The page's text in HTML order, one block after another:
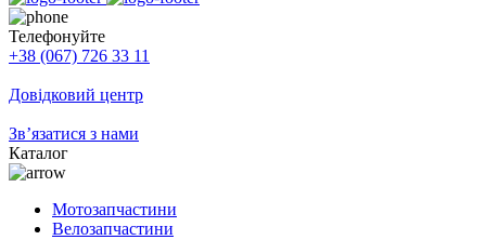
Телефонуйте
+38 (067) 726 33 11
Довідковий центр
Зв’язатися з нами
Каталог
Мотозапчастини
Велозапчастини